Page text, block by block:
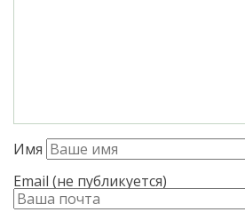
Имя
Email (не публикуется)